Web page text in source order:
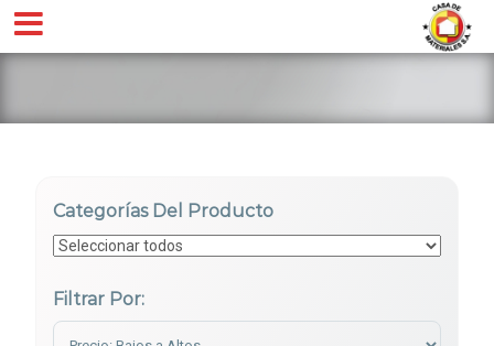
Categorías Del Producto
Filtrar Por: